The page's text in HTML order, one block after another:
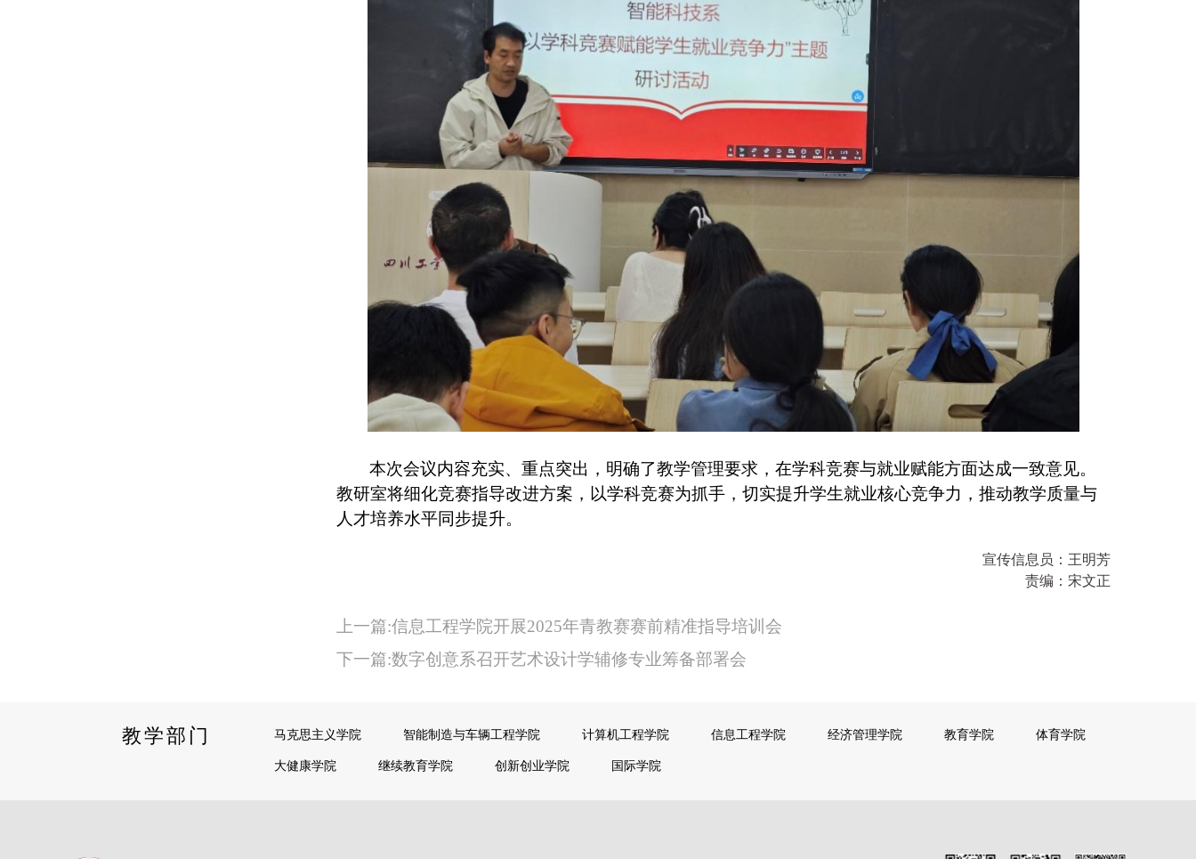
本次会议内容充实、重点突出，明确了教学管理要求，在学科竞赛与就业赋能方面达成一致意见。
教研室将细化竞赛指导改进方案，以学科竞赛为抓手，切实提升学生就业核心竞争力，推动教学质量与
人才培养水平同步提升。
宣传信息员： 王明芳
责编： 宋文正
上一篇:信息工程学院开展2025年青教赛赛前精准指导培训会
下一篇:数字创意系召开艺术设计学辅修专业筹备部署会
教学部门 马克思主义学院 智能制造与车辆工程学院 计算机工程学院 信息工程学院 经济管理学院 教育学院
体育学院
大健康学院
继续教育学院 创新创业学院 国际学院